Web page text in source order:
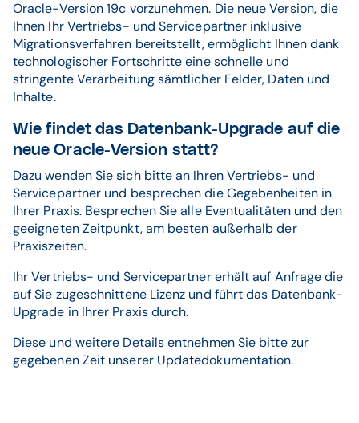
Oracle-Version 19c vorzunehmen. Die neue Version, die
Ihnen Ihr Vertriebs- und Servicepartner inklusive
Migrationsverfahren bereitstellt, ermöglicht Ihnen dank
technologischer Fortschritte eine schnelle und
stringente Verarbeitung sämtlicher Felder, Daten und
Inhalte.
Wie findet das Datenbank-Upgrade auf die
neue Oracle-Version statt?
Dazu wenden Sie sich bitte an Ihren Vertriebs- und
Servicepartner und besprechen die Gegebenheiten in
Ihrer Praxis. Besprechen Sie alle Eventualitäten und den
geeigneten Zeitpunkt, am besten außerhalb der
Praxiszeiten.
Ihr Vertriebs- und Servicepartner erhält auf Anfrage die
auf Sie zugeschnittene Lizenz und führt das Datenbank-
Upgrade in Ihrer Praxis durch.
Diese und weitere Details entnehmen Sie bitte zur
gegebenen Zeit unserer Updatedokumentation.